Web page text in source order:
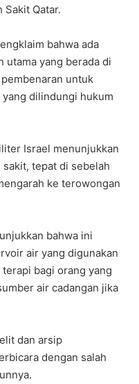
Sakit Qatar.
bahwa ada
utama yang berada di
untuk
dilindungi hukum
Israel menunjukkan
tepat di sebelah
ke terowongan
bahwa ini
air yang digunakan
bagi orang yang
air cadangan jika
dan arsip
dengan salah